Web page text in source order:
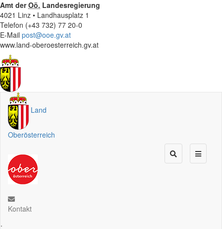
Amt derOö. Landesregierung
4021 Linz • Landhausplatz 1
Telefon (+43 732) 77 20-0
E-Mail post@ooe.gv.at
www.land-oberoesterreich.gv.at
Land
Oberösterreich
Kontakt
.